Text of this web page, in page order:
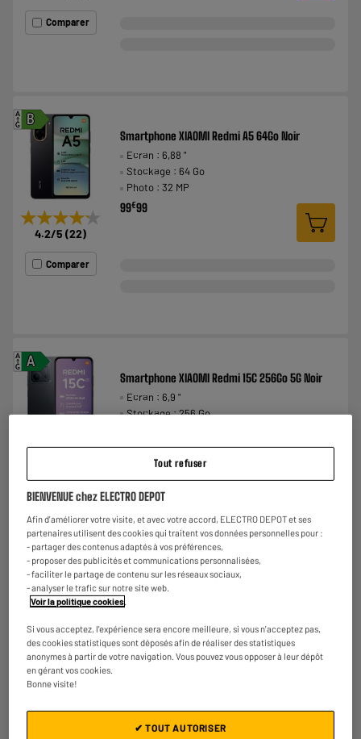
Comparer
B
A
G
★★★★★
★★★★★
4.2/5 (22)
Comparer
Smartphone XIAOMI Redmi A5 64Go Noir
Ecran : 6,88 "
Stockage : 64 Go
Photo : 32 MP
99€99
A
A
G
Smartphone XIAOMI Redmi 15C 256Go 5G Noir
Ecran : 6,9 "
Stockage : 256 Go
158€
Payer enplusieurs fois
Tout refuser
BIENVENUE chez ELECTRO DEPOT
Afin d'améliorer votre visite, et avec votre accord, ELECTRO DEPOT et ses
partenaires utilisent des cookies qui traitent vos données personnelles pour :
- partager des contenus adaptés à vos préférences,
- proposer des publicités et communications personnalisées,
- faciliter le partage de contenu sur les réseaux sociaux,
- analyser le trafic sur notre site web.
Voir la politique cookies
Si vous acceptez, l'expérience sera encore meilleure, si vous n'acceptez pas,
des cookies statistiques sont déposés afin de réaliser des statistiques
anonymes à partir de votre navigation. Vous pouvez vous opposer à leur dépôt
en gérant vos cookies.
Bonne visite!
✔ TOUT AUTORISER